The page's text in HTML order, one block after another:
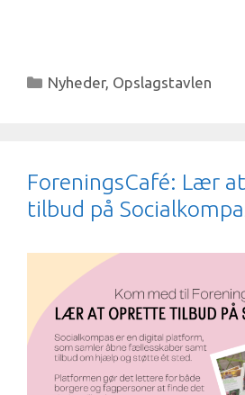
Kategorier
Nyheder, Opslagstavlen
ForeningsCafé: Lær
tilbud på